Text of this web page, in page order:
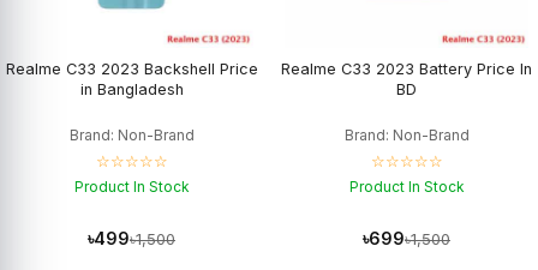
Realme C33 2023 Backshell Price
in Bangladesh
Brand: Non-Brand
☆☆☆☆☆
Product In Stock
৳499৳1,500
Realme C33 2023 Battery Price In
BD
Brand: Non-Brand
☆☆☆☆☆
Product In Stock
৳699৳1,500